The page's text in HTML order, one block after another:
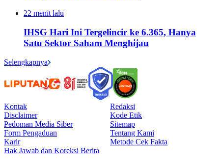
22 menit lalu
IHSG Hari Ini Tergelincir ke 6.365, Hanya
Satu Sektor Saham Menghijau
Selengkapnya
Kontak
Redaksi
Disclaimer
Kode Etik
Pedoman Media Siber
Sitemap
Form Pengaduan
Tentang Kami
Karir
Metode Cek Fakta
Hak Jawab dan Koreksi Berita